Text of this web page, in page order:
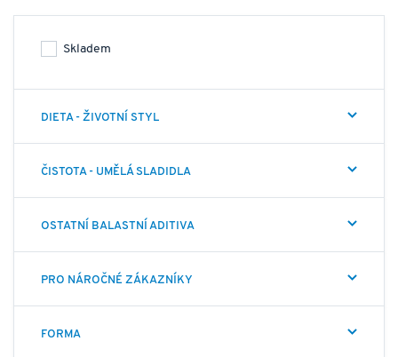
nabízí zelenou značku sportovní výživy, jejímž základem
jsou značkové suroviny jasného původu v nejvyšší možné
faktorem je maximální možná biodostupnost jednotlivých
složek s minimem balastních aditiv jako jsou plnidla,
konzervanty, pojiva, syntetické složky atd. Všechny
zaměřené na aktivní, zdravý životní styl, detoxikaci,
Skladem
DIETA - ŽIVOTNÍ STYL
ČISTOTA - UMĚLÁ SLADIDLA
OSTATNÍ BALASTNÍ ADITIVA
PRO NÁROČNÉ ZÁKAZNÍKY
FORMA